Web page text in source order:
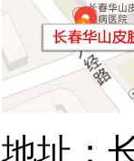
地址：